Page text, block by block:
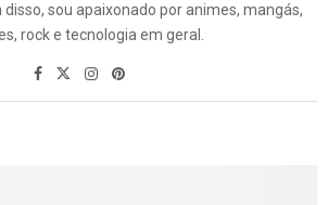
disso, sou apaixonado por animes, mangás,
rock e tecnologia em geral.